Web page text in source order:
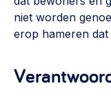
niet worden
erop hameren